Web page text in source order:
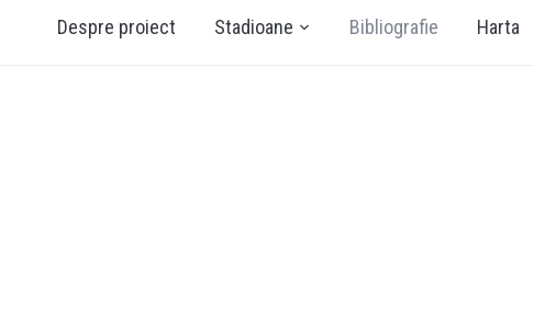
Despre proiect Stadioane Bibliografie Harta